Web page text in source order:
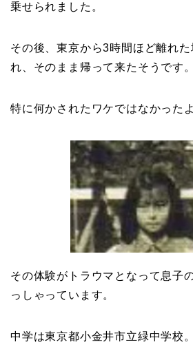
乗せられました。
その後、東京から3時間ほど離れ
れ、そのまま帰って来たそうです。
特に何かされたワケではなかった
その体験がトラウマとなって息子
っしゃっています。
中学は東京都小金井市立緑中学校